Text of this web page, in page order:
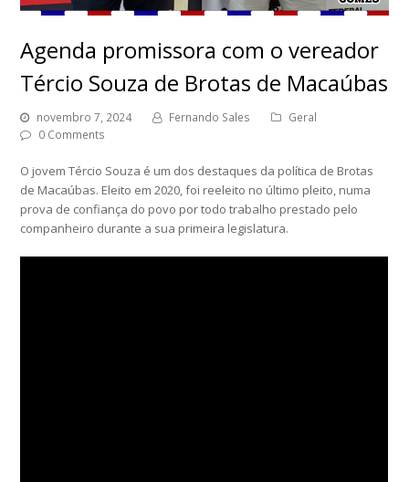
Agenda promissora com o vereador
Tércio Souza de Brotas de Macaúbas
novembro 7, 2024 Fernando Sales
Geral
0 Comments
O jovem Tércio Souza é um dos destaques da política de Brotas
de Macaúbas. Eleito em 2020, foi reeleito no último pleito, numa
prova de confiança do povo por todo trabalho prestado pelo
companheiro durante a sua primeira legislatura.